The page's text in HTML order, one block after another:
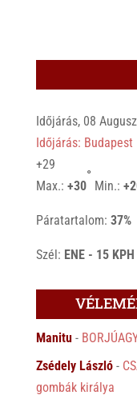
Időjárás, 08
Időjárás: Budapest
+29
Max.: +30
°
Min.: +
Páratartalom: 37%
Szél: ENE - 15 KPH
Manitu-
Zsédely László-
gombák királya